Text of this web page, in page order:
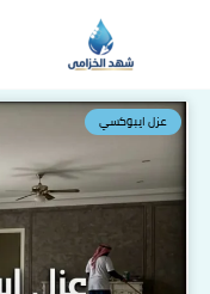
عزل ايبوكسي